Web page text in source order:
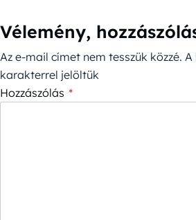
Vélemény,
Az e-mail címet nem tesszük közzé. A
karakterrel jelöltük
Hozzászólás *